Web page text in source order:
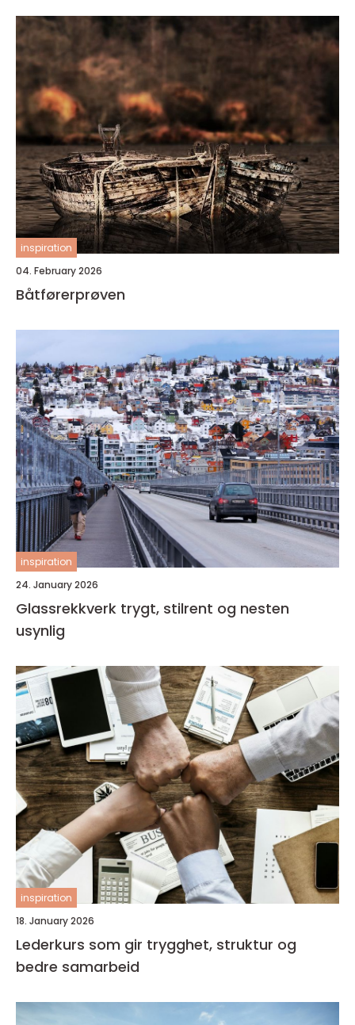
inspiration
04. February 2026
Båtførerprøven
inspiration
24. January 2026
Glassrekkverk trygt, stilrent og nesten
usynlig
inspiration
18. January 2026
Lederkurs som gir trygghet, struktur og
bedre samarbeid